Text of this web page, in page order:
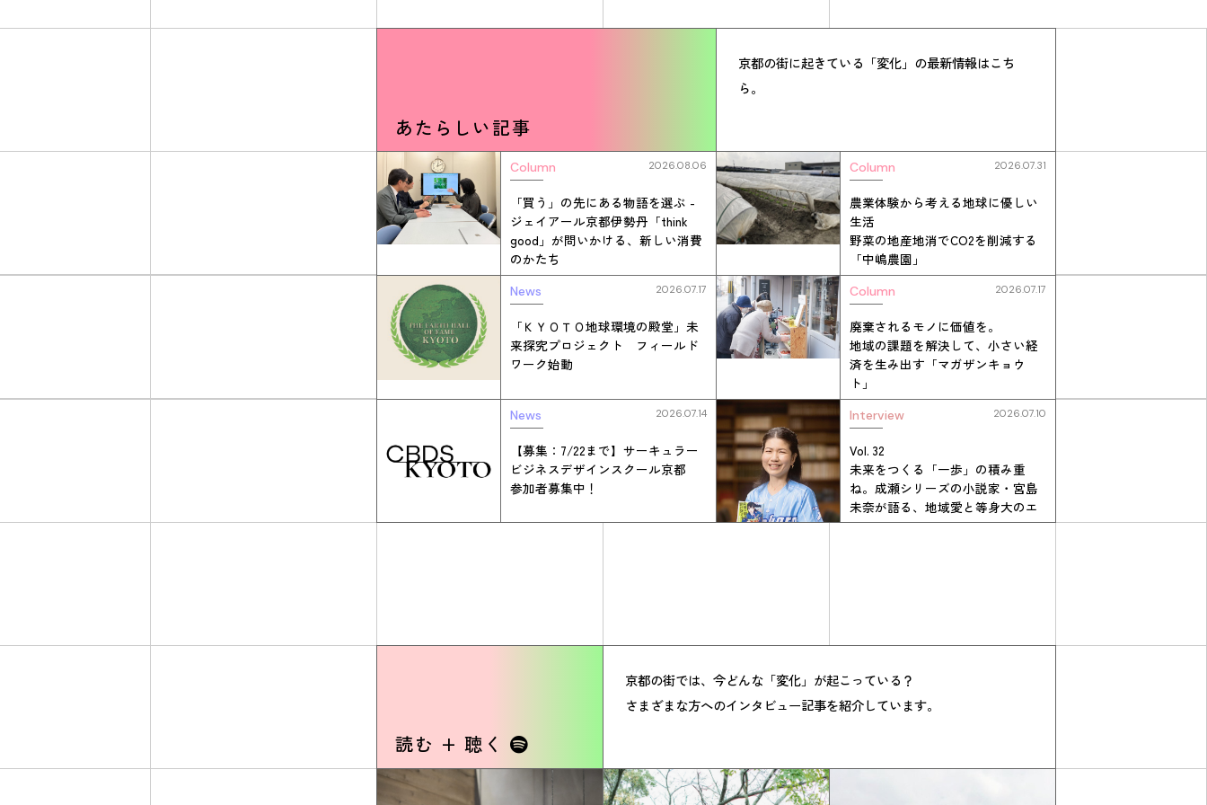
あたらしい記事
京都の街に起きている「変化」の最新情報はこち
ら。
Column 2026.08.06
「買う」の先にある物語を選ぶ -
ジェイアール京都伊勢丹「think
good」が問いかける、新しい消費
のかたち
Column 2026.07.31
農業体験から考える地球に優しい
生活
野菜の地産地消でCO2を削減する
「中嶋農園」
News 2026.07.17
「ＫＹＯＴＯ地球環境の殿堂」未
来探究プロジェクト フィールド
ワーク始動
Column 2026.07.17
廃棄されるモノに価値を。
地域の課題を解決して、小さい経
済を生み出す「マガザンキョウ
ト」
News 2026.07.14
【募集：7/22まで】サーキュラー
ビジネスデザインスクール京都
参加者募集中！
Interview 2026.07.10
Vol. 32
未来をつくる「一歩」の積み重
ね。成瀬シリーズの小説家・宮島
未奈が語る、地域愛と等身大のエ
コ
読む + 聴く
京都の街では、今どんな「変化」が起こっている？
さまざまな方へのインタビュー記事を紹介しています。